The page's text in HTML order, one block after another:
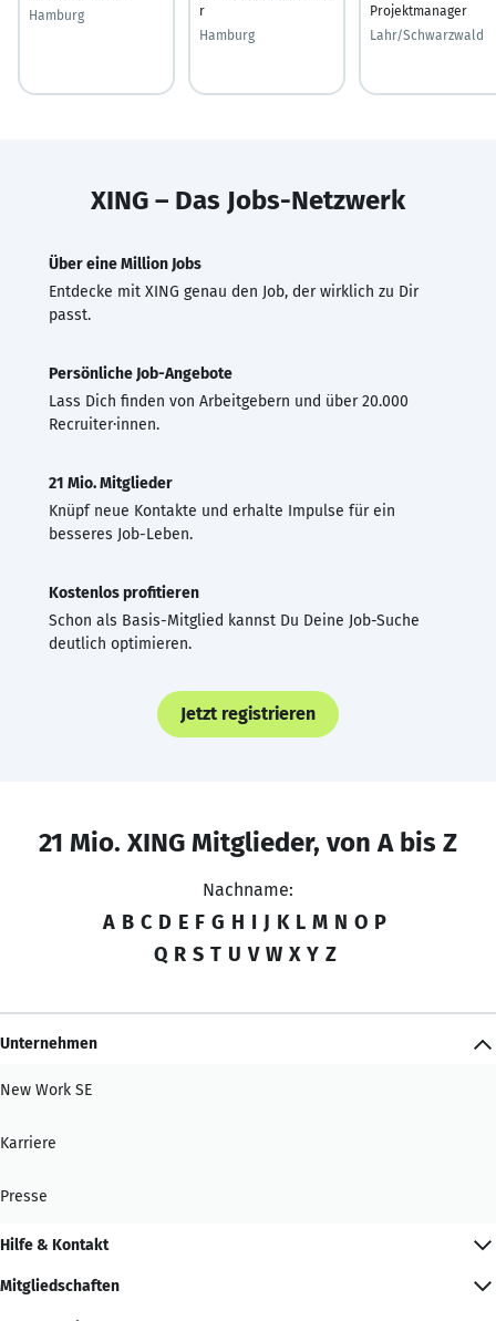
Hamburg
r
Hamburg
Projektmanager
Lahr/Schwarzwald
XING – Das Jobs-Netzwerk
Über eine Million Jobs
Entdecke mit XING genau den Job, der wirklich zu Dir
passt.
Persönliche Job-Angebote
Lass Dich finden von Arbeitgebern und über 20.000
Recruiter·innen.
21 Mio. Mitglieder
Knüpf neue Kontakte und erhalte Impulse für ein
besseres Job-Leben.
Kostenlos profitieren
Schon als Basis-Mitglied kannst Du Deine Job-Suche
deutlich optimieren.
Jetzt registrieren
21 Mio. XING Mitglieder, von A bis Z
Nachname:
A B C D E F G H I J K L M N O P
Q R S T U V W X Y Z
Unternehmen
New Work SE
Karriere
Presse
Hilfe & Kontakt
Mitgliedschaften